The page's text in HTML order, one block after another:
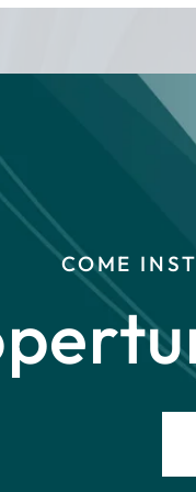
COME